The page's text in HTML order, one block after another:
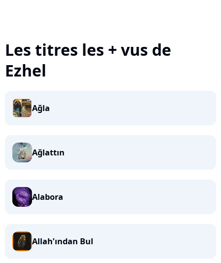
Les titres les + vus de
Ezhel
Ağla
Ağlattın
Alabora
Allah’ından Bul